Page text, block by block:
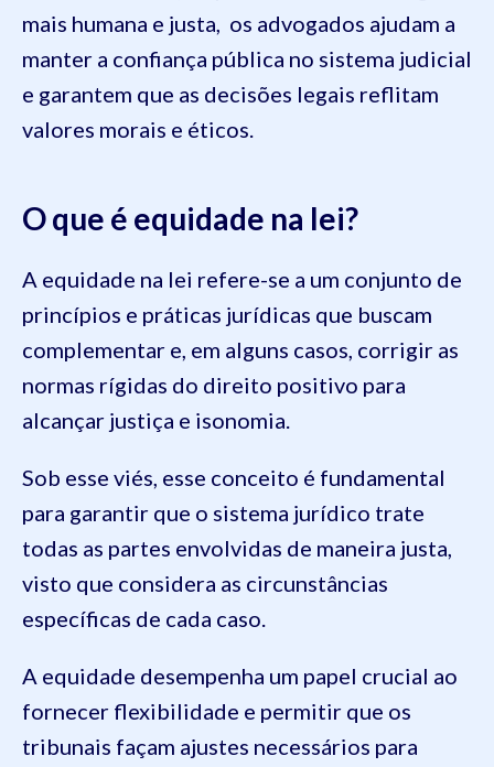
mais humana e justa, os advogados ajudam a
manter a confiança pública no sistema judicial
e garantem que as decisões legais reflitam
valores morais e éticos.
O que é equidade na lei?
A equidade na lei refere-se a um conjunto de
princípios e práticas jurídicas que buscam
complementar e, em alguns casos, corrigir as
normas rígidas do direito positivo para
alcançar justiça e isonomia.
Sob esse viés, esse conceito é fundamental
para garantir que o sistema jurídico trate
todas as partes envolvidas de maneira justa,
visto que considera as circunstâncias
específicas de cada caso.
A equidade desempenha um papel crucial ao
fornecer flexibilidade e permitir que os
tribunais façam ajustes necessários para